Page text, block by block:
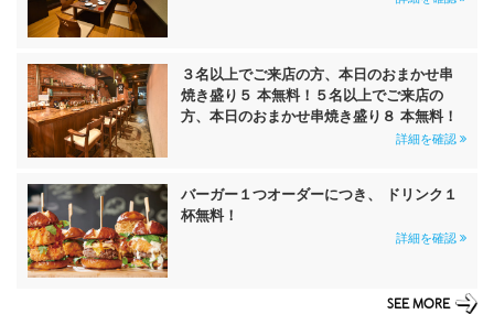
３名以上でご来店の方、本日のおまかせ串
焼き盛り５ 本無料！５名以上でご来店の
方、本日のおまかせ串焼き盛り８ 本無料！
詳細を確認
バーガー１つオーダーにつき、 ドリンク１
杯無料！
詳細を確認
SEE MORE